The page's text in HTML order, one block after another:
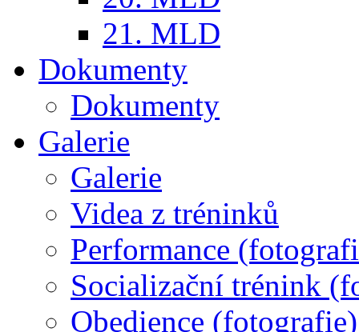
21. MLD
Dokumenty
Dokumenty
Galerie
Galerie
Videa z tréninků
Performance
Socializační trénink
Obedience (fotografie)